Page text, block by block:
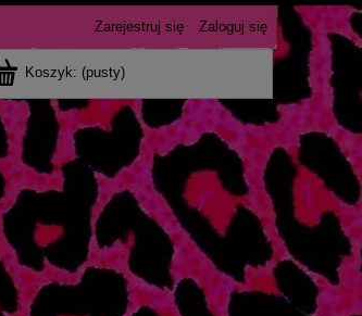
Zarejestruj się Zaloguj się
Koszyk: (pusty)